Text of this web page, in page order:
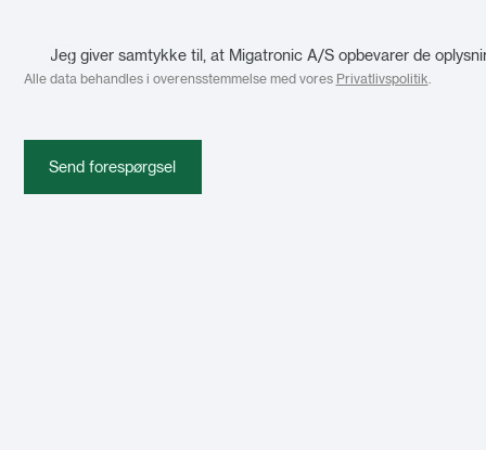
Jeg giver samtykke til, at Migatronic A/S opbevarer de
Alle data behandles i overensstemmelse med vores Privatlivspolitik
Send forespørgsel